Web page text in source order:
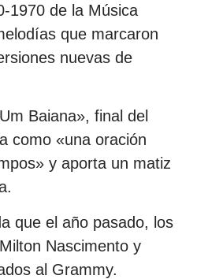
1970 de la Música
que marcaron
nuevas de
Baiana», final del
como «una oración
y aporta un matiz
que el año pasado, los
Nascimento y
al Grammy.